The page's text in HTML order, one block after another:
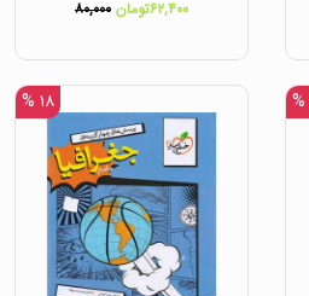
۶۲,۴۰۰تومان
۸۰,۰۰۰
۱۸ %